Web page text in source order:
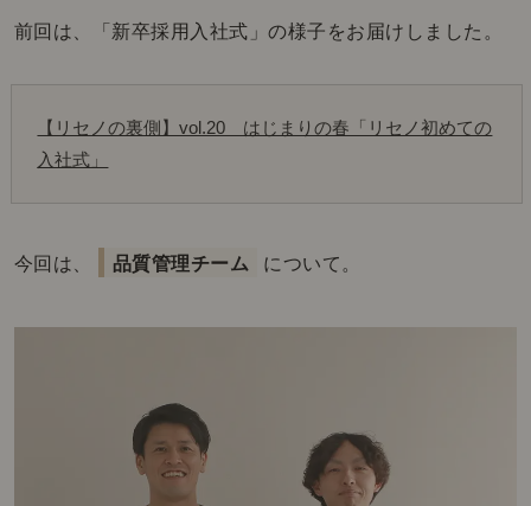
前回は、「新卒採用入社式」の様子をお届けしました。
【リセノの裏側】vol.20　はじまりの春「リセノ初めての
入社式」
今回は、 品質管理チーム について。